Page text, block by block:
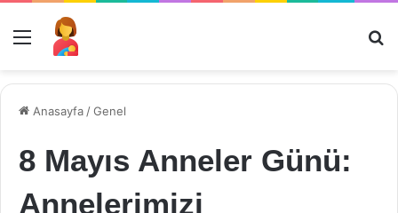
Menü
Anasayfa /Genel
8 Mayıs Anneler Günü:
Annelerimizi